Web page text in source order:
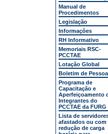
Manual de
Procedimentos
Legislação
Informações
RH Informativo
Memoriais RSC-
PCCTAE
Lotação Global
Boletim de
Programa de
Capacitação e
Aperfeiçoamento
Integrantes do
PCCTAE da FURG
Lista de
afastados ou com
redução de carga